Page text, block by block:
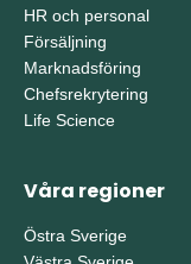
HR och personal
Försäljning
Marknadsföring
Chefsrekrytering
Life Science
Våra regioner
Östra Sverige